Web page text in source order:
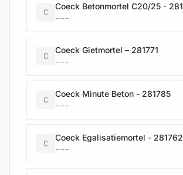
C
Coeck Betonmortel C20/25 -
---
C
Coeck Gietmortel – 281771
---
C
Coeck Minute Beton - 281785
---
C
Coeck Egalisatiemortel - 281762
---